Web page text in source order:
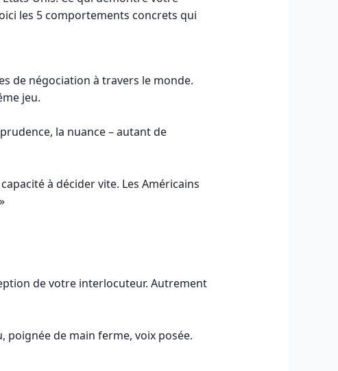
les 5 comportements concrets qui
de négociation à travers le monde.
jeu.
la nuance – autant de
à décider vite. Les Américains
de votre interlocuteur. Autrement
poignée de main ferme, voix posée.